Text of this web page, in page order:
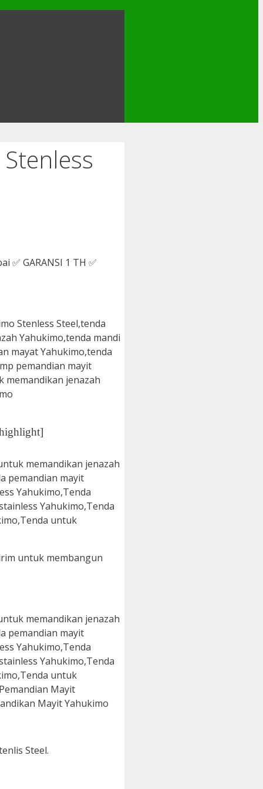
✅ GARANSI 1 TH ✅
untuk membangun
Steel.